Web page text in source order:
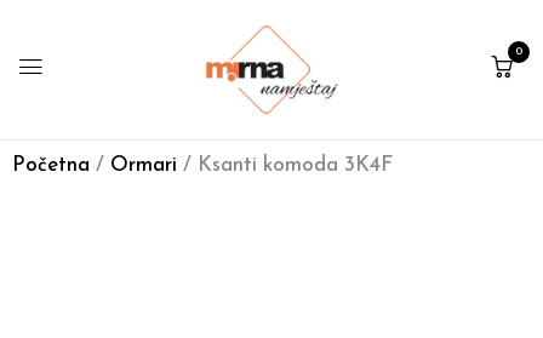
0
Početna / Ormari / Ksanti komoda 3K4F